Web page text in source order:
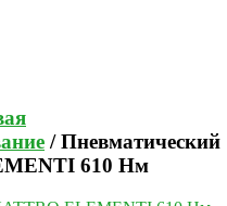
/ Пневматический
610 Нм